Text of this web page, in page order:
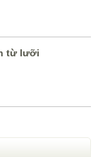
từ lưỡi